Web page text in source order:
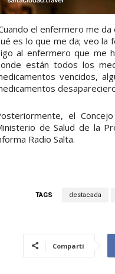
el enfermero me
es lo que me da; veo la
al enfermero que me
están todos los
vencidos,
el
de Salud de la
Radio Salta.
TAGS destacada
Compartí